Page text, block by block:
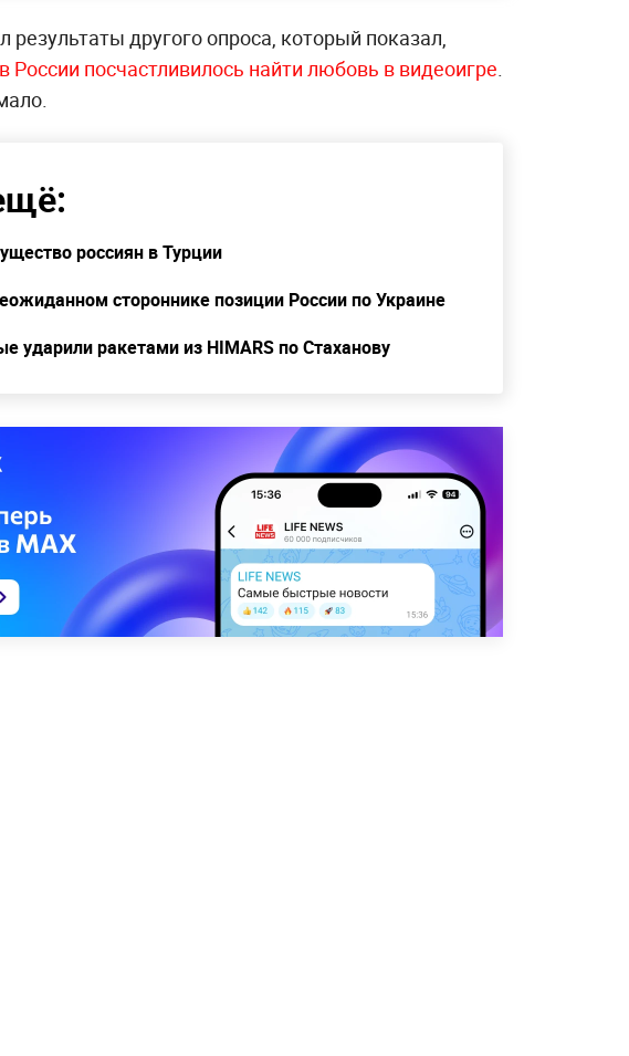
результаты другого опроса, который показал,
посчастливилось найти любовь в видеоигре.
россиян в Турции
стороннике позиции России по Украине
ударили ракетами из HIMARS по Стаханову